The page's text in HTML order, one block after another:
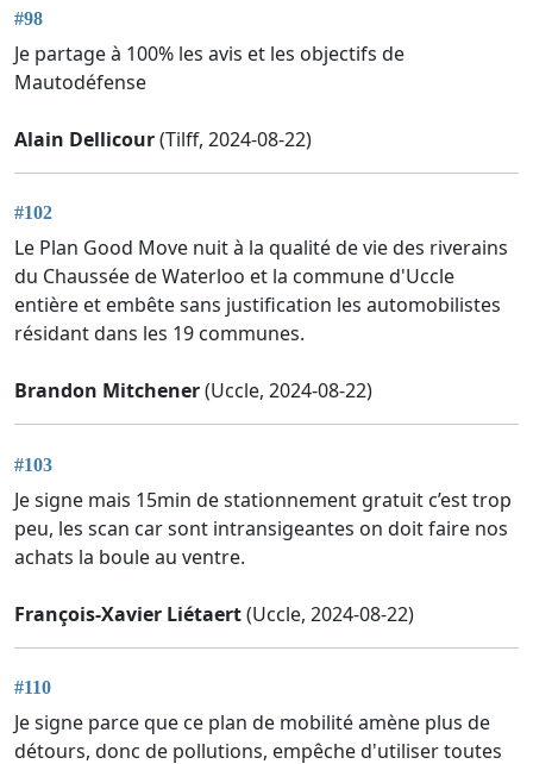
#98
Je partage à 100% les avis et les objectifs de
Mautodéfense
Alain Dellicour(Tilff, 2024-08-22)
#102
Le Plan Good Move nuit à la qualité de vie des riverains
du Chaussée de Waterloo et la commune d'Uccle
entière et embête sans justification les automobilistes
résidant dans les 19 communes.
Brandon Mitchener(Uccle, 2024-08-22)
#103
Je signe mais 15min de stationnement gratuit c’est trop
peu, les scan car sont intransigeantes on doit faire nos
achats la boule au ventre.
François-Xavier Liétaert(Uccle, 2024-08-22)
#110
Je signe parce que ce plan de mobilité amène plus de
détours, donc de pollutions, empêche d'utiliser toutes